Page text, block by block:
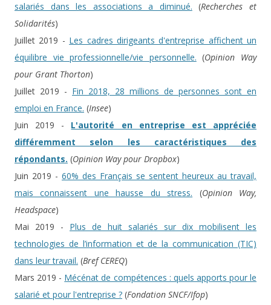
salariés dans les associations a diminué. (Recherches et
Solidarités)
Juillet 2019 - Les cadres dirigeants d'entreprise affichent un
équilibre vie professionnelle/vie personnelle. (Opinion Way
pour Grant Thorton)
Juillet 2019 - Fin 2018, 28 millions de personnes sont en
emploi en France. (Insee)
Juin 2019 - L'autorité en entreprise est appréciée
différemment selon les caractéristiques des
répondants. (Opinion Way pour Dropbox)
Juin 2019 - 60% des Français se sentent heureux au travail,
mais connaissent une hausse du stress. (Opinion Way,
Headspace)
Mai 2019 - Plus de huit salariés sur dix mobilisent les
technologies de l’information et de la communication (TIC)
dans leur travail. (Bref CEREQ)
Mars 2019 - Mécénat de compétences : quels apports pour le
salarié et pour l'entreprise ? (Fondation SNCF/Ifop)